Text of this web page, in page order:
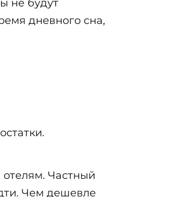
не будут
дневного сна,
отелям. Частный
Чем дешевле